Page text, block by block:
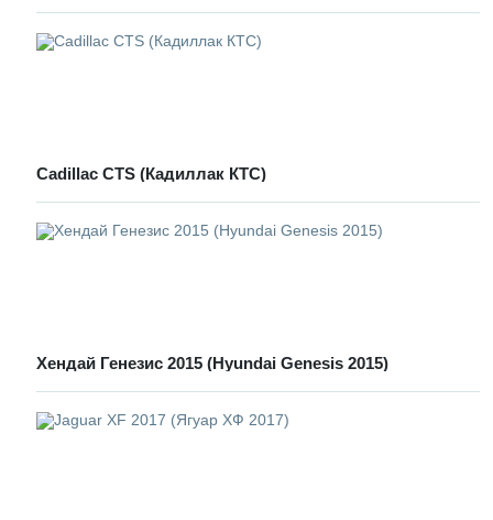
Cadillac CTS (Кадиллак КТС)
Хендай Генезис 2015 (Hyundai Genesis 2015)